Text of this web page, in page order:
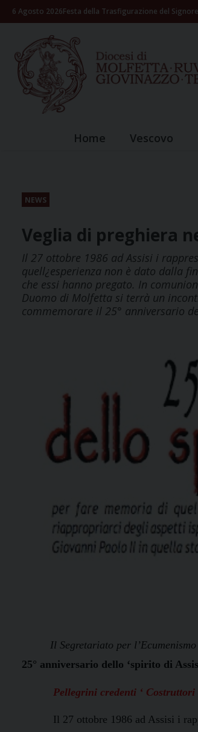
Skip6 Agosto 2026Festa della Trasfigurazione del Signore
Home Vescovo
NEWS
Veglia di preghiera
Il 27 ottobre 1986 ad Assisi i
quell¿esperienza non è dato dalla
che essi hanno pregato. In
Duomo di Molfetta si terrà un
commemorare il 25° anniversario
Il Segretariato per
25° anniversario dello ‘spirito di
Pellegrini credenti ‘ Costruttori
Il 27 ottobre 1986 ad Assisi i